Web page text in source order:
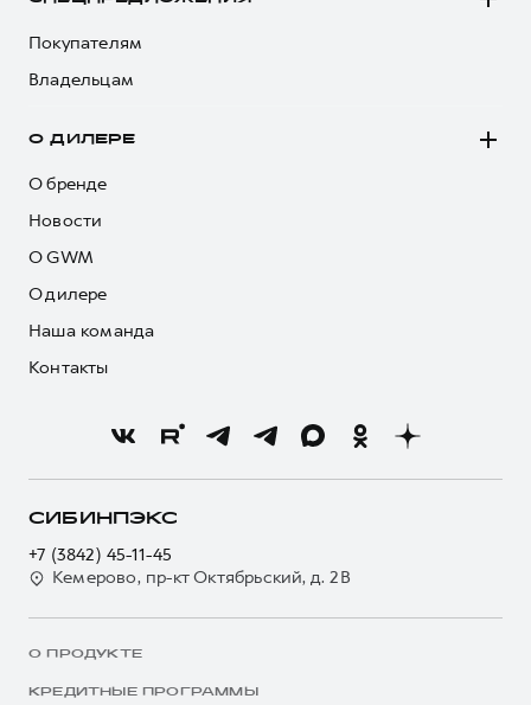
Покупателям
Владельцам
О ДИЛЕРЕ
О бренде
Новости
О GWM
О дилере
Наша команда
Контакты
СИБИНПЭКС
+7 (3842) 45-11-45
Кемерово, пр-кт Октябрьский, д. 2В
О ПРОДУКТЕ
КРЕДИТНЫЕ ПРОГРАММЫ